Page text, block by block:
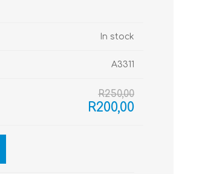
In stock
A3311
R250,00
R200,00